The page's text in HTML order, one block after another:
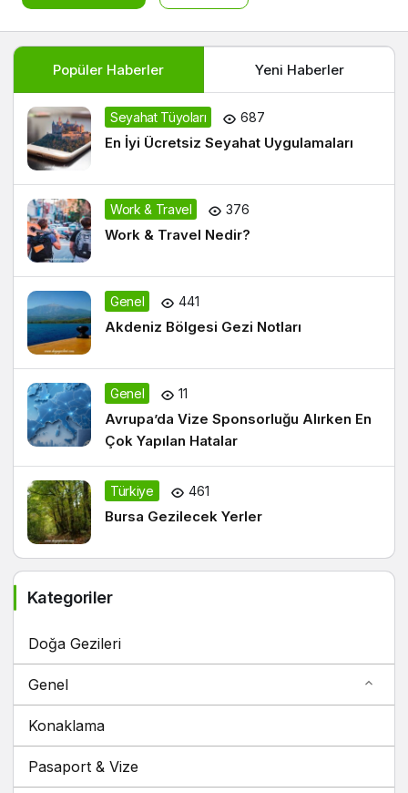
Popüler Haberler Yeni Haberler
Seyahat Tüyoları 687
En İyi Ücretsiz Seyahat Uygulamaları
Work & Travel 376
Work & Travel Nedir?
Genel 441
Akdeniz Bölgesi Gezi Notları
Genel 11
Avrupa’da Vize Sponsorluğu Alırken En
Çok Yapılan Hatalar
Türkiye 461
Bursa Gezilecek Yerler
Kategoriler
Doğa Gezileri
Genel
Konaklama
Pasaport & Vize